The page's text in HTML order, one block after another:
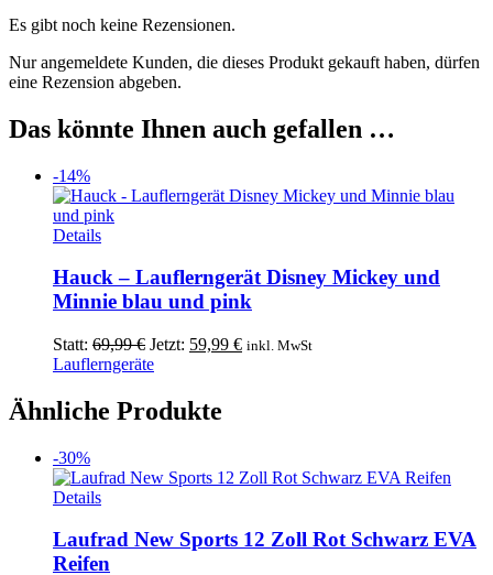
Es gibt noch keine Rezensionen.
Nur angemeldete Kunden, die dieses Produkt gekauft haben, dürfen
eine Rezension abgeben.
Das könnte Ihnen auch gefallen …
-14%
DetailsDieses
weist
mehrere
Varianten
Die
Optionen
auf
gewählt
werden
Hauck – Lauflerngerät Disney Mickey und
Minnie blau und pink
Statt: 69,99€ Ursprünglicher
Preis
69,99 €
Jetzt: 59,99 €Aktueller
inkl. MwSt
Lauflerngeräte
Ähnliche Produkte
-30%
Details
Laufrad New Sports 12 Zoll Rot Schwarz EVA
Reifen